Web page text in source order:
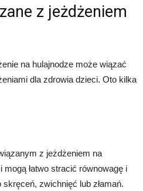
z jeżdżeniem
na hulajnodze może wiązać
dla zdrowia dzieci. Oto kilka
z jeżdżeniem na
łatwo stracić równowagę i
zwichnięć lub złamań.